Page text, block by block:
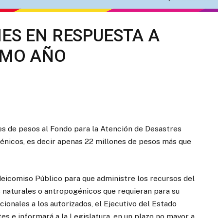
EN RESPUESTA A
AÑO
pesos al Fondo para la Atención de Desastres
es decir apenas 22 millones de pesos más que
Público para que administre los recursos del
o antropogénicos que requieran para su
a los autorizados, el Ejecutivo del Estado